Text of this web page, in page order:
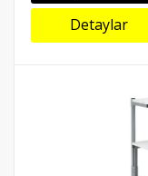
Detaylar